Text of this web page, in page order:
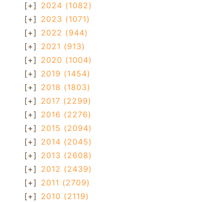
[+] 2024 (1082)
[+] 2023 (1071)
[+] 2022 (944)
[+] 2021 (913)
[+] 2020 (1004)
[+] 2019 (1454)
[+] 2018 (1803)
[+] 2017 (2299)
[+] 2016 (2276)
[+] 2015 (2094)
[+] 2014 (2045)
[+] 2013 (2608)
[+] 2012 (2439)
[+] 2011 (2709)
[+] 2010 (2119)